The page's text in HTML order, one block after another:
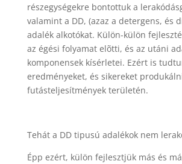
részegységekre bontottuk a
valamint a DD, (azaz a detergens, és
adalék alkotókat. Külön-külön
az égési folyamat elõtti, és az utáni
komponensek kísérletei. Ezért is
eredményeket, és sikereket
futásteljesítmények területén.
Tehát a DD tipusú adalékok nem
Épp ezért, külön fejlesztjük más és